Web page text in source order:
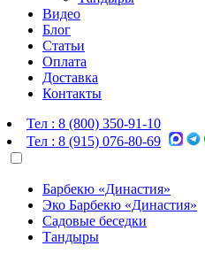
Видео
Блог
Статьи
Оплата
Доставка
Контакты
Тел : 8 (800) 350-91-10
Тел : 8 (915) 076-80-69
Барбекю «Династия»
Эко Барбекю «Династия»
Садовые беседки
Тандыры